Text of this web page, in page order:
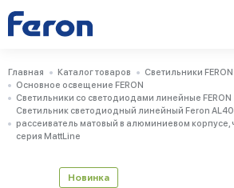
Главная Каталог товаров
Светильники FERON
Основное освещение FERON
Светильники со светодиодами линейные FERON
Светильник светодиодный линейный Feron
рассеиватель матовый в алюминиевом
серия MattLine
Новинка